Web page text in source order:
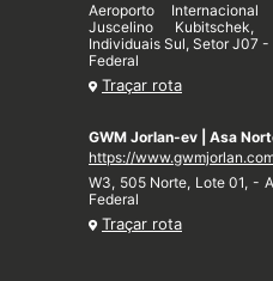
Aeroporto
Juscelino
Individuais Sul, Setor J07
Federal
Traçar rota
GWM Jorlan-ev | Asa
https://
W3, 505 Norte, Lote 01, -
Federal
Traçar rota